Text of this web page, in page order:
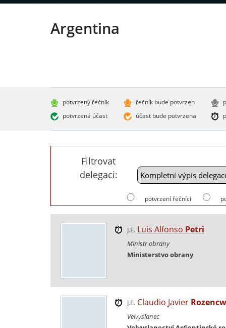
Argentina
potvrzený řečník
potvrzená účast
řečník bude potvrzen
účast bude potvrzena
Filtrovat
delegaci:
potvrzení řečníci
J.E. Luis Alfonso Petri
Ministr obrany
Ministerstvo obrany
J.E. Claudio Javier
Velvyslanec